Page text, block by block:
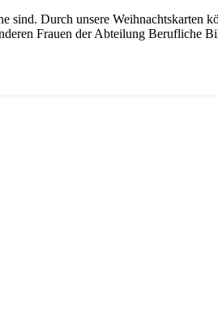
Durch unsere Weihnachtskarten
Frauen der Abteilung Berufliche